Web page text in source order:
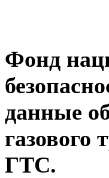
Фонд
данные
газового
ГТС.